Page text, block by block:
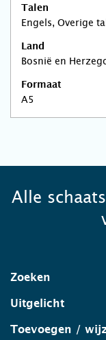
Talen
Engels, Overige
Land
Bosnië en
Formaat
A5
Alle
Zoeken
Uitgelicht
Toevoegen /